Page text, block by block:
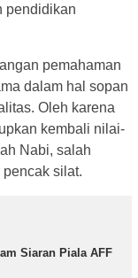
pendidikan
pemahaman
dalam hal sopan
Oleh karena
kembali nilai-
Nabi, salah
silat.
Siaran Piala AFF